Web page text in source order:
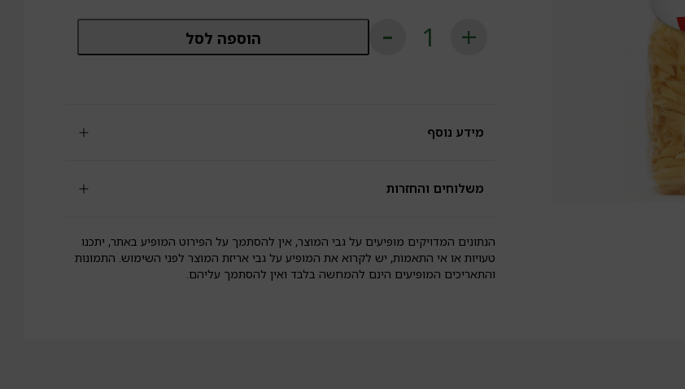
כמות
פסטה
הוספה לסל
מידע נוסף
משלוחים והחזרות
הנתונים המדויקים מופיעים על גבי המוצר, אין להסתמך על הפירוט המופיע באתר, יתכנו
טעויות או אי התאמות, יש לקרוא את המופיע על גבי אריזת המוצר לפני השימוש. התמונות
והתאריכים המופיעים הינם להמחשה בלבד ואין להסתמך עליהם.